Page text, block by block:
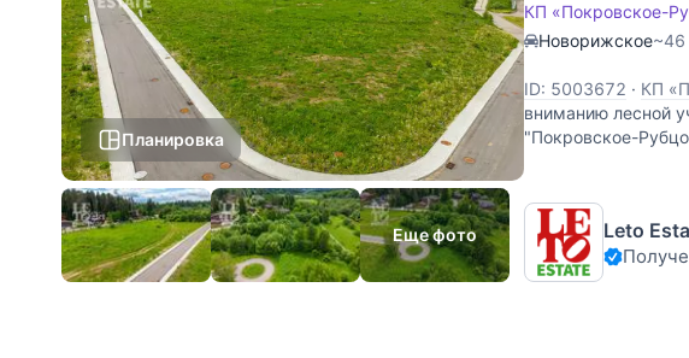
Планировка
Еще фото
КП «Покровское-
Новорижское
ID: 5003672 · КП
вниманию лесной
"Покровское-
Leto